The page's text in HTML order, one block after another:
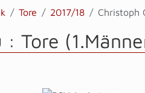
Tore 2017/18 Christoph
Tore